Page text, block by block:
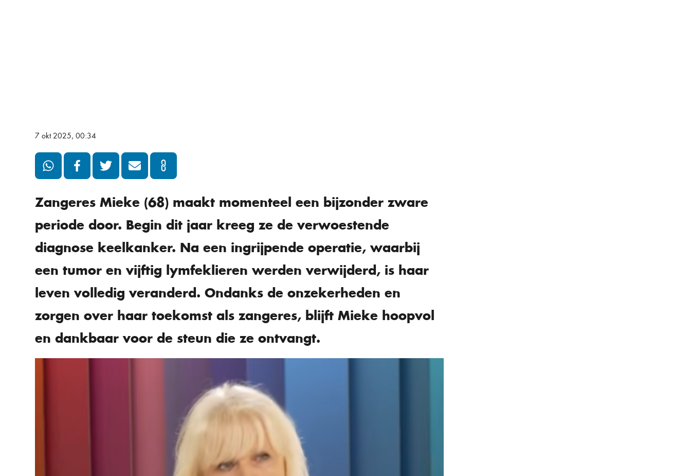
7 okt 2025, 00:34
Zangeres Mieke (68) maakt momenteel een bijzonder zware
periode door. Begin dit jaar kreeg ze de verwoestende
diagnose keelkanker. Na een ingrijpende operatie, waarbij
een tumor en vijftig lymfeklieren werden verwijderd, is haar
leven volledig veranderd. Ondanks de onzekerheden en
zorgen over haar toekomst als zangeres, blijft Mieke hoopvol
en dankbaar voor de steun die ze ontvangt.